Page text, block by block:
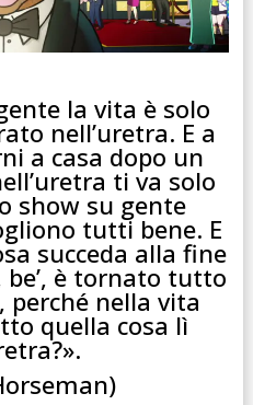
la vita è solo
nell’uretra. E a
a casa dopo un
ti va solo
show su gente
tutti bene. E
succeda alla fine
be’, è tornato tutto
perché nella vita
quella cosa lì